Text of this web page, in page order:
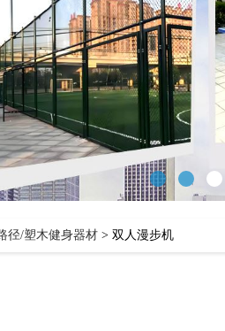
径/塑木健身器材 > 双人漫步机